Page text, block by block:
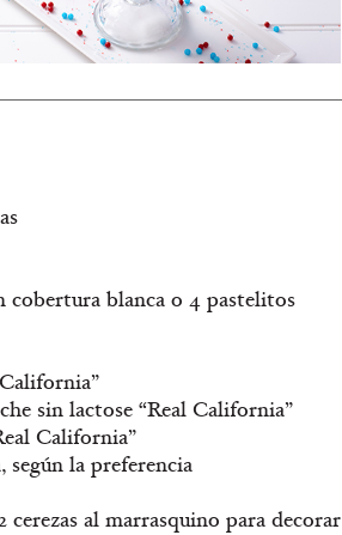
cobertura blanca o 4 pastelitos
sin lactose “Real California”
California”
según la preferencia
cerezas al marrasquino para decorar